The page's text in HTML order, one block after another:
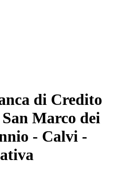
di Credito
Marco dei
- Calvi -